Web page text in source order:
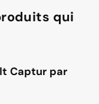
qui
Captur par